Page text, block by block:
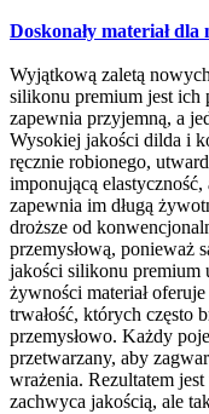
Doskonały materiał
Wyjątkową zaletą
silikonu premium jest ich
zapewnia przyjemną, a
Wysokiej jakości dilda i
ręcznie robionego,
imponującą
zapewnia im długą
droższe od
przemysłową, ponieważ
jakości silikonu premium
żywności materiał
trwałość, których często
przemysłowo. Każdy
przetwarzany, aby
wrażenia. Rezultatem
zachwyca jakością, ale